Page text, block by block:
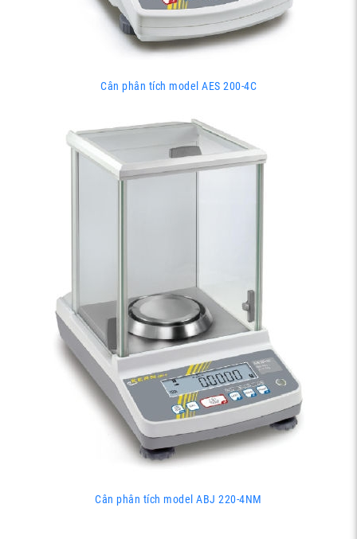
Cân phân tích model AES 200-4C
Cân phân tích model ABJ 220-4NM